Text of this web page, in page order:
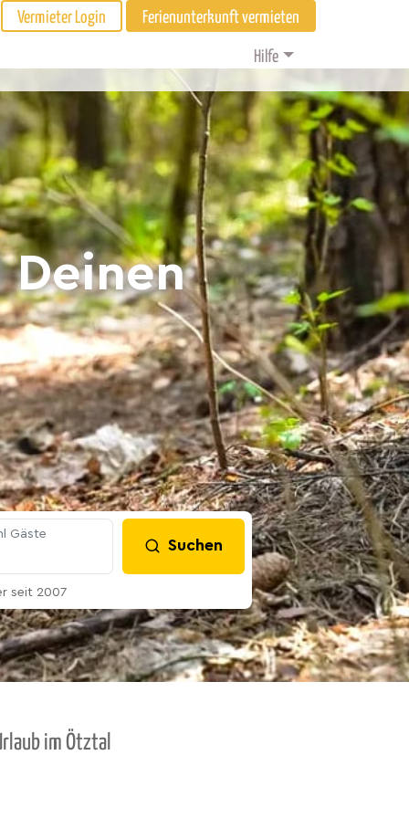
Vermieter Login Ferienunterkunft vermieten
Hilfe
Deinen
Gäste
Suchen
seit 2007
im Ötztal